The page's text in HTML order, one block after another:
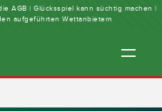
AGB | Glücksspiel kann süchtig machen |
aufgeführten Wettanbietern